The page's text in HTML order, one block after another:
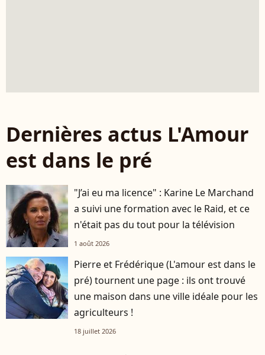
Dernières actus L'Amour
est dans le pré
"J’ai eu ma licence" : Karine Le Marchand
a suivi une formation avec le Raid, et ce
n'était pas du tout pour la télévision
1 août 2026
Pierre et Frédérique (L'amour est dans le
pré) tournent une page : ils ont trouvé
une maison dans une ville idéale pour les
agriculteurs !
18 juillet 2026